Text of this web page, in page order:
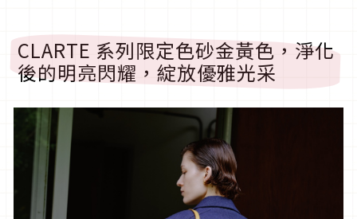
CLARTE 系列限定色砂金黃色，淨化
後的明亮閃耀，綻放優雅光采